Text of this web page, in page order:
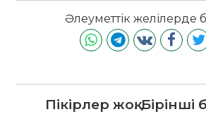
Әлеуметтік желілерде
Пікірлер жоқ.